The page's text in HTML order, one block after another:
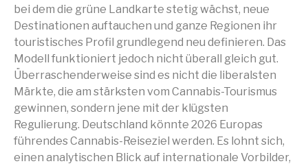
bei dem die grüne Landkarte stetig wächst, neue
Destinationen auftauchen und ganze Regionen ihr
touristisches Profil grundlegend neu definieren. Das
Modell funktioniert jedoch nicht überall gleich gut.
Überraschenderweise sind es nicht die liberalsten
Märkte, die am stärksten vom Cannabis-Tourismus
gewinnen, sondern jene mit der klügsten
Regulierung. Deutschland könnte 2026 Europas
führendes Cannabis-Reiseziel werden. Es lohnt sich,
einen analytischen Blick auf internationale Vorbilder,